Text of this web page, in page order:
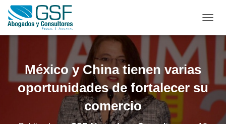
A
R
M
D
México y China tienen varias
oportunidades de fortalecer su
comercio